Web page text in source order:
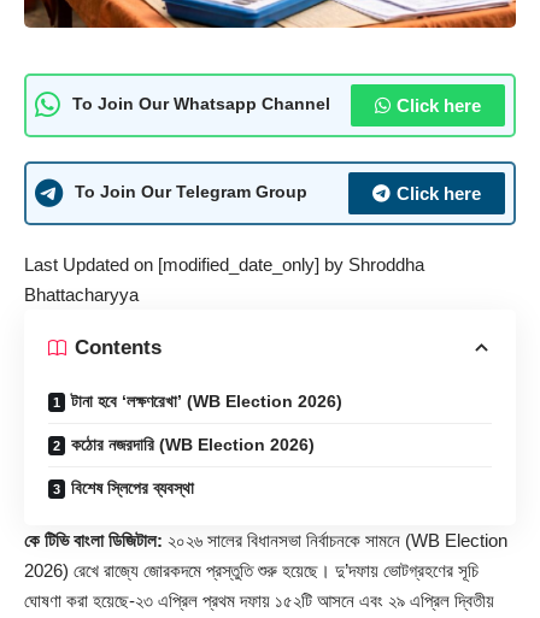
To Join Our Whatsapp Channel Click here
To Join Our Telegram Group Click here
Last Updated on [modified_date_only] by Shroddha
Bhattacharyya
Contents
টানা হবে ‘লক্ষণরেখা’ (WB Election 2026)
কঠোর নজরদারি (WB Election 2026)
বিশেষ স্লিপের ব্যবস্থা
কে টিভি বাংলা ডিজিটাল: ২০২৬ সালের বিধানসভা নির্বাচনকে সামনে (WB Election
2026) রেখে রাজ্যে জোরকদমে প্রস্তুতি শুরু হয়েছে। দু’দফায় ভোটগ্রহণের সূচি
ঘোষণা করা হয়েছে-২৩ এপ্রিল প্রথম দফায় ১৫২টি আসনে এবং ২৯ এপ্রিল দ্বিতীয়